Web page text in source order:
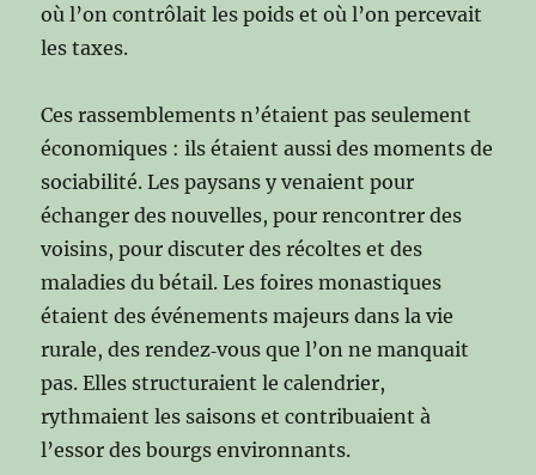
où l’on contrôlait les poids et où l’on percevait
les taxes.
Ces rassemblements n’étaient pas seulement
économiques : ils étaient aussi des moments de
sociabilité. Les paysans y venaient pour
échanger des nouvelles, pour rencontrer des
voisins, pour discuter des récoltes et des
maladies du bétail. Les foires monastiques
étaient des événements majeurs dans la vie
rurale, des rendez‑vous que l’on ne manquait
pas. Elles structuraient le calendrier,
rythmaient les saisons et contribuaient à
l’essor des bourgs environnants.